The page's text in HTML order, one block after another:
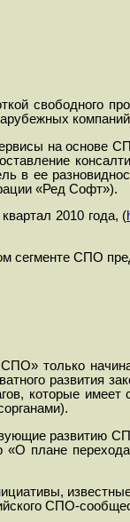
свободного
на основе
в ее
«Ред Софт»).
2010 года, (
сегменте СПО
только
развития
которые имеет
развитию
плане перехода
СПО-